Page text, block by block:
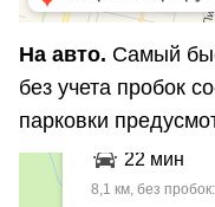
На авто. Самый
без учета пробок
парковки
Ставрополь
Построение маршрутов на